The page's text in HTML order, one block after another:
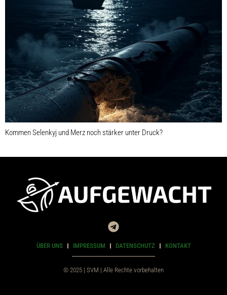
Kommen Selenkyj und Merz noch stärker unter Druck?
ÜBER UNS IMPRESSUM DATENSCHUTZ KONTAKT
© 2025 | SVM | Alle Rechte vorbehalten